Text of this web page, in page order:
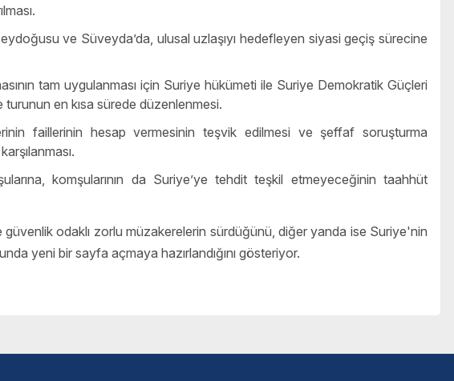
ve Süveyda’da, ulusal uzlaşıyı hedefleyen siyasi geçiş sürecine
tam uygulanması için Suriye hükümeti ile Suriye Demokratik Güçleri
turunun en kısa sürede düzenlenmesi.
faillerinin hesap vermesinin teşvik edilmesi ve şeffaf soruşturma
komşularının da Suriye’ye tehdit teşkil etmeyeceğinin taahhüt
odaklı zorlu müzakerelerin sürdüğünü, diğer yanda ise Suriye'nin
yeni bir sayfa açmaya hazırlandığını gösteriyor.